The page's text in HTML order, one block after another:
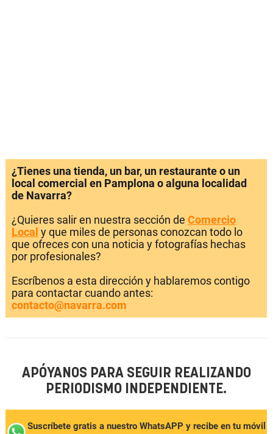
¿Tienes una tienda, un bar, un restaurante o un
local comercial en Pamplona o alguna localidad
de Navarra?
¿Quieres salir en nuestra sección de Comercio
Local y que miles de personas conozcan todo lo
que ofreces con una noticia y fotografías hechas
por profesionales?
Escríbenos a esta dirección y hablaremos contigo
para contactar cuando antes:
contacto@navarra.com
APÓYANOS PARA SEGUIR REALIZANDO
PERIODISMO INDEPENDIENTE.
Suscríbete gratis a nuestro WhatsAPP y recibe en tu móvil